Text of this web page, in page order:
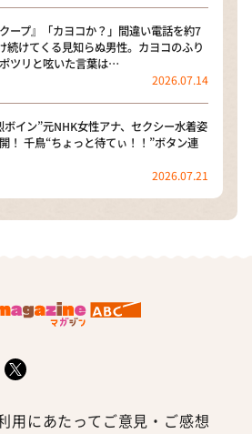
ープ』「カヨコか？」間違い電話を約7
続けてくる見知らぬ男性。カヨコのふり
ツリと呟いた言葉は…
2026.07.14
ボイン”元NHK女性アナ、セクシー水着姿
！ 千鳥“ちょっと待てぃ！！”ボタン連
2026.07.21
用にあたって ご意見・ご感想